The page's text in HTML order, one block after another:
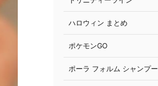
ハロウィン まとめ
ポケモンGO
ポーラ フォルム シャンプー